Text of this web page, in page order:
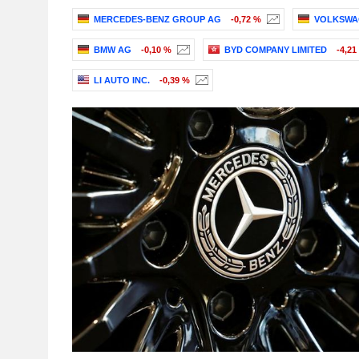
MERCEDES-BENZ GROUP AG -0,72 %
BMW AG -0,10 % BYD COMPANY LIMITED -4,21
LI AUTO INC. -0,39 %